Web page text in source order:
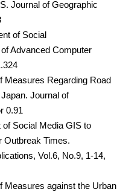
Journal of Geographic
of Social
Advanced Computer
Measures Regarding Road
Journal of
0.91
Social Media GIS to
Outbreak Times.
Vol.6, No.9, 1-14,
Measures against the Urban